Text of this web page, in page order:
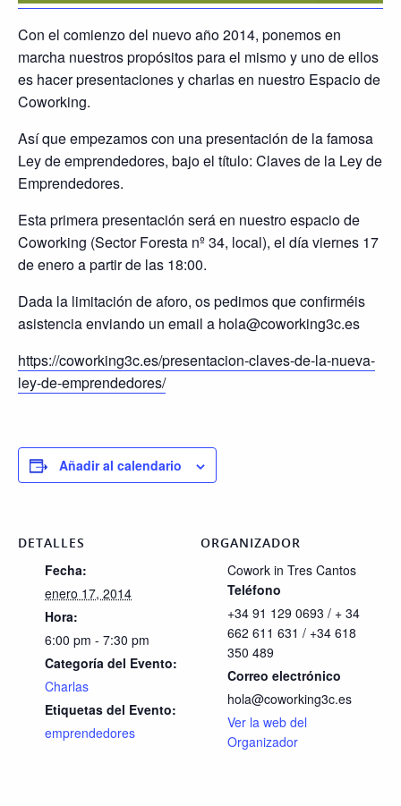
Con el comienzo del nuevo año 2014, ponemos en
marcha nuestros propósitos para el mismo y uno de ellos
es hacer presentaciones y charlas en nuestro Espacio de
Coworking.
Así que empezamos con una presentación de la famosa
Ley de emprendedores, bajo el título: Claves de la Ley de
Emprendedores.
Esta primera presentación será en nuestro espacio de
Coworking (Sector Foresta nº 34, local), el día viernes 17
de enero a partir de las 18:00.
Dada la limitación de aforo, os pedimos que confirméis
asistencia enviando un email a hola@coworking3c.es
https://coworking3c.es/presentacion-claves-de-la-nueva-
ley-de-emprendedores/
Añadir al calendario
DETALLES
Fecha:
enero 17, 2014
Hora:
6:00 pm - 7:30 pm
Categoría del Evento:
Charlas
Etiquetas del Evento:
emprendedores
ORGANIZADOR
Cowork in Tres Cantos
Teléfono
+34 91 129 0693 / + 34
662 611 631 / +34 618
350 489
Correo electrónico
hola@coworking3c.es
Ver la web del
Organizador